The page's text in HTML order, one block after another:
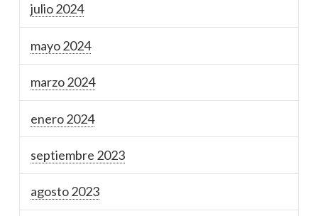
julio 2024
mayo 2024
marzo 2024
enero 2024
septiembre 2023
agosto 2023